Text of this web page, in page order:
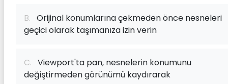
B. Orijinal konumlarına çekmeden önce nesneleri
geçici olarak taşımanıza izin verin
C. Viewport'ta pan, nesnelerin konumunu
değiştirmeden görünümü kaydırarak